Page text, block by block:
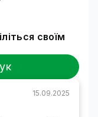
що
зоні
часу
віртуальними
своїм
15.09.2025